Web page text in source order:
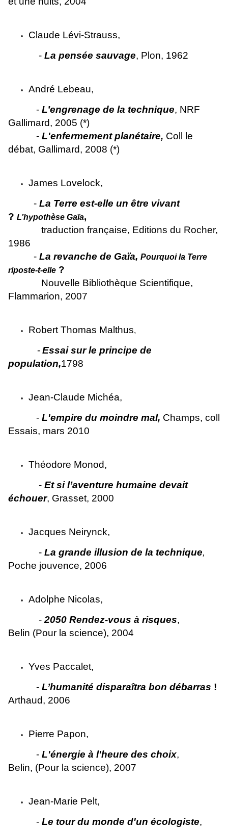
Claude Lévi-Strauss,
- La pensée sauvage, Plon, 1962
André Lebeau,
- L’engrenage de la technique, NRF
Gallimard, 2005 (*)
- L'enfermement planétaire, Coll le
débat, Gallimard, 2008 (*)
James Lovelock,
- La Terre est-elle un être vivant
? L’hypothèse Gaïa,
traduction française, Editions du Rocher,
1986
- La revanche de Gaïa, Pourquoi la Terre
riposte-t-elle ?
Nouvelle Bibliothèque Scientifique,
Flammarion, 2007
Robert Thomas Malthus,
-Essai sur le principe de
population,1798
Jean-Claude Michéa,
- L'empire du moindre mal, Champs, coll
Essais, mars 2010
Théodore Monod,
- Et si l’aventure humaine devait
échouer, Grasset, 2000
Jacques Neirynck,
- La grande illusion de la technique,
Poche jouvence, 2006
Adolphe Nicolas,
- 2050 Rendez-vous à risques,
Belin (Pour la science), 2004
Yves Paccalet,
- L’humanité disparaîtra bon débarras !
Arthaud, 2006
Pierre Papon,
- L'énergie à l'heure des choix,
Belin, (Pour la science), 2007
Jean-Marie Pelt,
- Le tour du monde d'un écologiste,